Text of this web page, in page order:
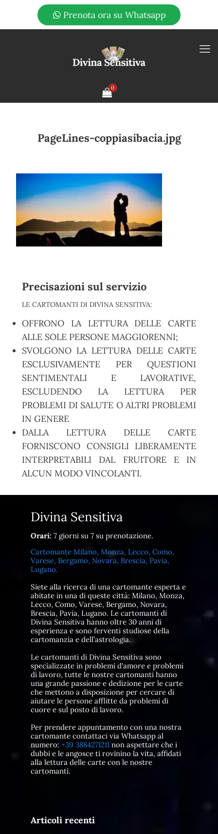
Prenota ora su Whatsapp
0
PageLines-coppiasibacia.jpg
Precisazioni sul servizio
LE CARTOMANTI DI DIVINA SENSITIVA:
OFFRONO LA LETTURA DELLE CARTE
ALLE SOLE PERSONE MAGGIORENNI;
SVOLGONO LA LETTURA DELLE CARTE
ESCLUSIVAMENTE PER QUESTIONI
SENTIMENTALI E LAVORATIVE,
ESCLUDENDO LA LETTURA PER
PROBLEMI DI SALUTE O ALTRI PROBLEMI
IN GENERE
DALLA LETTURA DELLE CARTE
FORNISCONO CONSIGLI LIBERAMENTE
INTERPRETABILI DAL FRUITORE E IN
ALCUN MODO VINCOLANTI.
Divina Sensitiva
Orari: 7 giorni su 7 su prenotazione.
Cartomante Milano, Monza, Lecco, Como,
Varese, Bergamo, Novara, Brescia, Pavia,
Lugano.
Siete alla ricerca di una cartomante esperta e
abitate in una di queste città: Milano, Monza,
Lecco, Como, Varese, Bergamo, Novara,
Brescia, Pavia, Lugano. Le cartomanti di
Divina Sensitiva hanno oltre 30 anni di
esperienza e sono ferventi studiose della
cartomanzia e dell’astrologia.
Le cartomanti di Divina Sensitiva sono
specializzate in problemi d'amore e problemi
di lavoro, tutte le nostre cartomanti hanno
una grande passione e dedizione per le carte
che mettono a disposizione per cercare di
aiutare le persone afflitte da problemi di
cuore e sul posto di lavoro.
Per prendere appuntamento con una nostra
cartomante contattaci via Whatsapp al
numero: +39 3884271211non aspettare che i
dubbi e le angosce ti rovinino la vita, affidati
alla lettura delle carte con le nostre
cartomanti.
Articoli recenti